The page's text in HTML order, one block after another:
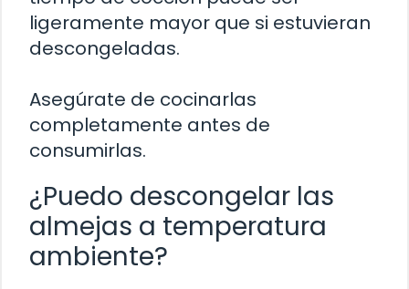
ligeramente mayor que si estuvieran
descongeladas.
Asegúrate de cocinarlas
completamente antes de
consumirlas.
¿Puedo descongelar las
almejas a temperatura
ambiente?